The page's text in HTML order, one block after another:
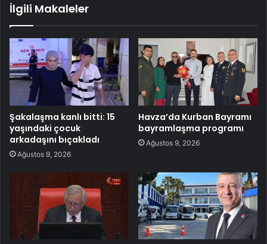
İlgili Makaleler
Şakalaşma kanlı bitti: 15
yaşındaki çocuk
arkadaşını bıçakladı
Ağustos 9, 2026
Havza’da Kurban Bayramı
bayramlaşma programı
Ağustos 9, 2026